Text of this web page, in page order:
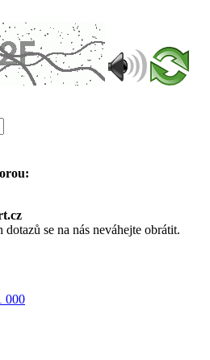
se na nás neváhejte obrátit.
000